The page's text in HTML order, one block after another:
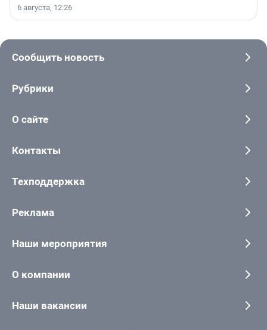
6 августа, 12:26
Сообщить новость
Рубрики
О сайте
Контакты
Техподдержка
Реклама
Наши мероприятия
О компании
Наши вакансии